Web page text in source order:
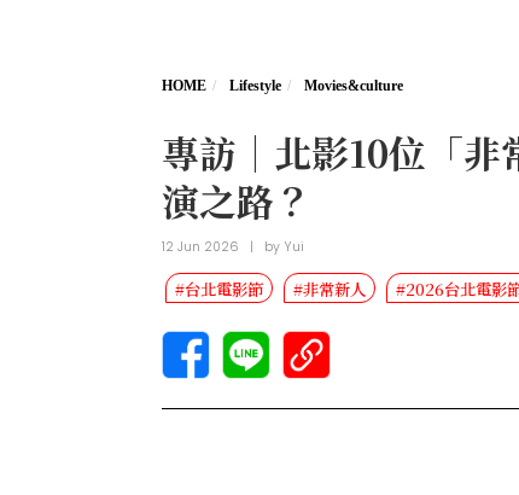
HOME Lifestyle Movies&culture
專訪｜北影10位「
演之路？
12 Jun 2026 | by Yui
#台北電影節 #非常新人 #2026台北電影